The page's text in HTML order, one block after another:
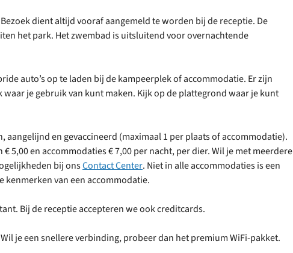
dient altijd vooraf aangemeld te worden bij de receptie. De
het park. Het zwembad is uitsluitend voor overnachtende
auto’s op te laden bij de kampeerplek of accommodatie. Er zijn
je gebruik van kunt maken. Kijk op de plattegrond waar je kunt
aangelijnd en gevaccineerd (maximaal 1 per plaats of accommodatie).
5,00 en accommodaties € 7,00 per nacht, per dier. Wil je met meerdere
bij onsContact Center. Niet in alle accommodaties is een
kenmerken van een accommodatie.
Bij de receptie accepteren we ook creditcards.
je een snellere verbinding, probeer dan het premium WiFi-pakket.